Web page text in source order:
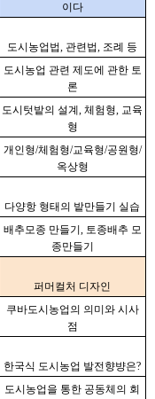
이다
도시농업법, 관련법, 조례 등
도시농업 관련 제도에 관한 토
론
도시텃밭의 설계, 체험형, 교육
형
개인형/체험형/교육형/공원형/
옥상형
다양항 형태의 밭만들기 실습
배추모종 만들기, 토종배추 모
종만들기
퍼머컬처 디자인
쿠바도시농업의 의미와 시사
점
한국식 도시농업 발전향뱡은?
도시농업을 통한 공동체의 회